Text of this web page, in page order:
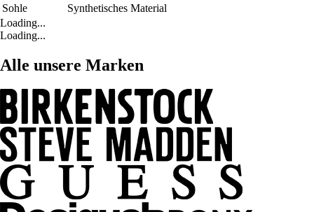
Sohle
Synthetisches Material
Loading...
Loading...
Alle unsere Marken